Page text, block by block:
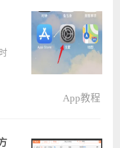
App教程